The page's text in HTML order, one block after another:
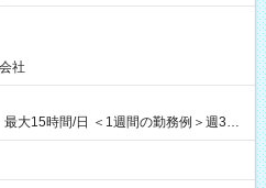
社
大15時間/日 ＜1週間の勤務例＞週3回
木・土・日 好きな時にお仕事